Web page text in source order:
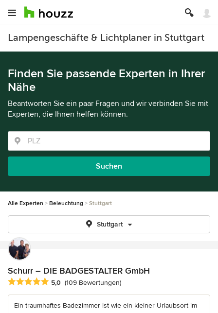
Lampengeschäfte & Lichtplaner in Stuttgart
Finden Sie passende Experten in Ihrer
Nähe
Beantworten Sie ein paar Fragen und wir verbinden Sie mit
Experten, die Ihnen helfen können.
Suchen
Alle Experten Beleuchtung Stuttgart
Stuttgart
Schurr – DIE BADGESTALTER GmbH
Durchschnittliche Bewertung: 5 von 5 Sternen
5,0 (109 Bewertungen)
Ein traumhaftes Badezimmer ist wie ein kleiner Urlaubsort im